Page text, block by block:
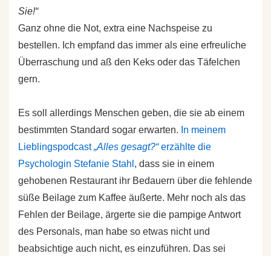
Sie!“
Ganz ohne die Not, extra eine Nachspeise zu
bestellen. Ich empfand das immer als eine erfreuliche
Überraschung und aß den Keks oder das Täfelchen
gern.
Es soll allerdings Menschen geben, die sie ab einem
bestimmten Standard sogar erwarten. In meinem
Lieblingspodcast„Alles gesagt?“erzählte die
Psychologin Stefanie Stahl , dass sie in einem
gehobenen Restaurant ihr Bedauern über die fehlende
süße Beilage zum Kaffee äußerte. Mehr noch als das
Fehlen der Beilage, ärgerte sie die pampige Antwort
des Personals, man habe so etwas nicht und
beabsichtige auch nicht, es einzuführen. Das sei